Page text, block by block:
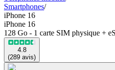
Smartphones/
iPhone 16
iPhone 16
128 Go - 1 carte SIM physique +
4.8
(289 avis)